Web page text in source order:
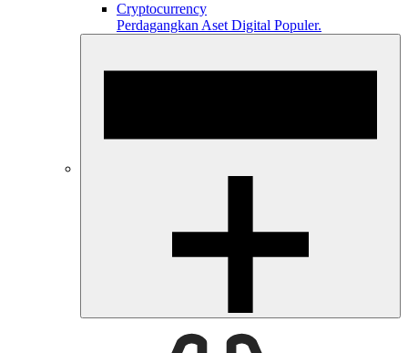
Cryptocurrency
Perdagangkan Aset Digital Populer.